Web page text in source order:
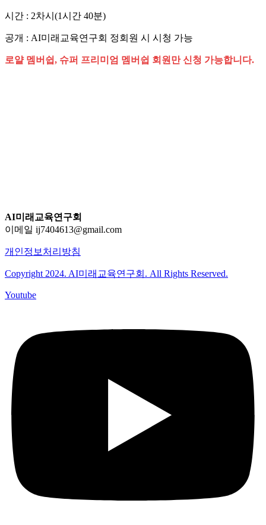
시간 : 2차시(1시간 40분)
공개 : AI미래교육연구회 정회원 시 시청 가능
로얄 멤버쉽, 슈퍼 프리미엄 멤버쉽 회원만 신청 가능합니다.
AI미래교육연구회
이메일 ij7404613@gmail.com
개인정보처리방침
Copyright 2024. AI미래교육연구회. All Rights Reserved.
Youtube